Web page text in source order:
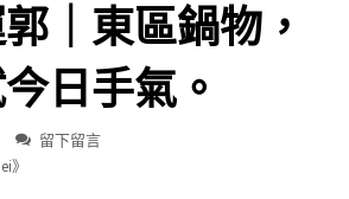
｜東區鍋物，
日手氣。
留下留言
》